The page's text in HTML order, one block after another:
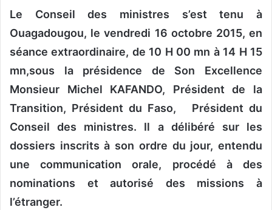
Le Conseil des ministres s’est tenu à
Ouagadougou, le vendredi 16 octobre 2015, en
séance extraordinaire, de 10 H 00 mn à 14 H 15
mn,sous la présidence de Son Excellence
Monsieur Michel KAFANDO, Président de la
Transition, Président du Faso, Président du
Conseil des ministres. Il a délibéré sur les
dossiers inscrits à son ordre du jour, entendu
une communication orale, procédé à des
nominations et autorisé des missions à
l’étranger.